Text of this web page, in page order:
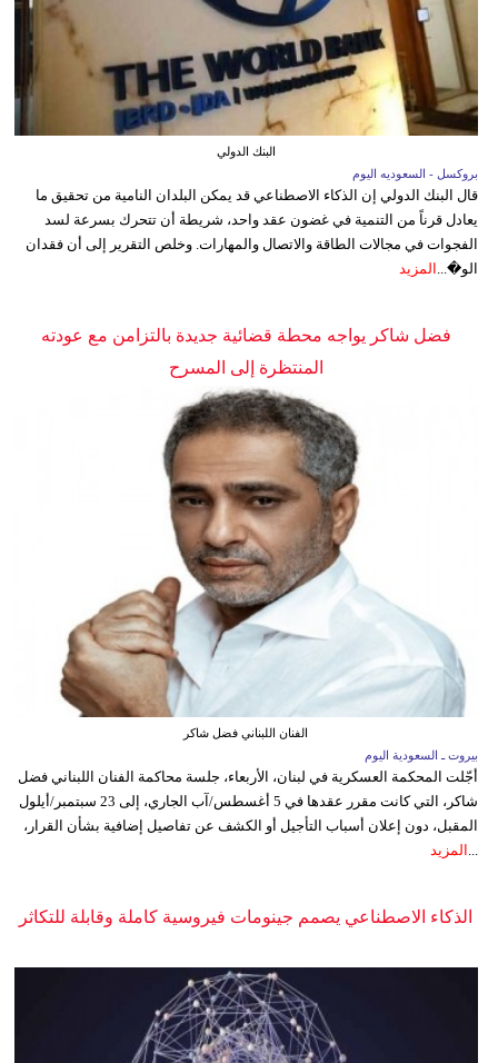
البنك الدولي
بروكسل - السعوديه اليوم
قال البنك الدولي إن الذكاء الاصطناعي قد يمكن البلدان النامية من تحقيق ما
يعادل قرناً من التنمية في غضون عقد واحد، شريطة أن تتحرك بسرعة لسد
الفجوات في مجالات الطاقة والاتصال والمهارات. وخلص التقرير إلى أن فقدان
الو�...
المزيد
فضل شاكر يواجه محطة قضائية جديدة بالتزامن مع عودته
المنتظرة إلى المسرح
الفنان اللبناني فضل شاكر
بيروت ـ السعودية اليوم
أجّلت المحكمة العسكرية في لبنان، الأربعاء، جلسة محاكمة الفنان اللبناني فضل
شاكر، التي كانت مقرر عقدها في 5 أغسطس/آب الجاري، إلى 23 سبتمبر/أيلول
المقبل، دون إعلان أسباب التأجيل أو الكشف عن تفاصيل إضافية بشأن القرار،
المزيد
الذكاء الاصطناعي يصمم جينومات فيروسية كاملة وقابلة للتكاثر